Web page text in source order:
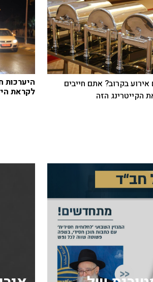
אירוע בקרוב? אתם חייבים
הקייטרינג הזה
לקראת